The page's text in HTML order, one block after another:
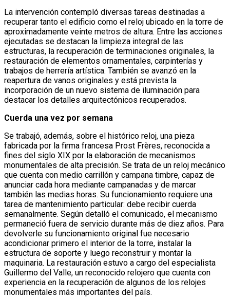
La intervención contempló diversas tareas destinadas a
recuperar tanto el edificio como el reloj ubicado en la torre de
aproximadamente veinte metros de altura. Entre las acciones
ejecutadas se destacan la limpieza integral de las
estructuras, la recuperación de terminaciones originales, la
restauración de elementos ornamentales, carpinterías y
trabajos de herrería artística. También se avanzó en la
reapertura de vanos originales y está prevista la
incorporación de un nuevo sistema de iluminación para
destacar los detalles arquitectónicos recuperados.
Cuerda una vez por semana
Se trabajó, además, sobre el histórico reloj, una pieza
fabricada por la firma francesa Prost Frères, reconocida a
fines del siglo XIX por la elaboración de mecanismos
monumentales de alta precisión. Se trata de un reloj mecánico
que cuenta con medio carrillón y campana timbre, capaz de
anunciar cada hora mediante campanadas y de marcar
también las medias horas. Su funcionamiento requiere una
tarea de mantenimiento particular: debe recibir cuerda
semanalmente. Según detalló el comunicado, el mecanismo
permaneció fuera de servicio durante más de diez años. Para
devolverle su funcionamiento original fue necesario
acondicionar primero el interior de la torre, instalar la
estructura de soporte y luego reconstruir y montar la
maquinaria. La restauración estuvo a cargo del especialista
Guillermo del Valle, un reconocido relojero que cuenta con
experiencia en la recuperación de algunos de los relojes
monumentales más importantes del país.